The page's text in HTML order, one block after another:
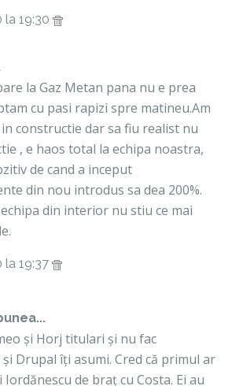
la 19:30
la Gaz Metan pana nu e prea
cu pasi rapizi spre matineu.Am
constructie dar sa fiu realist nu
, e haos total la echipa noastra,
de cand a inceput
din nou introdus sa dea 200%.
din interior nu stiu ce mai
la 19:37
și Horj titulari și nu fac
Drupal îți asumi. Cred că primul ar
de braț cu Costa. Ei au